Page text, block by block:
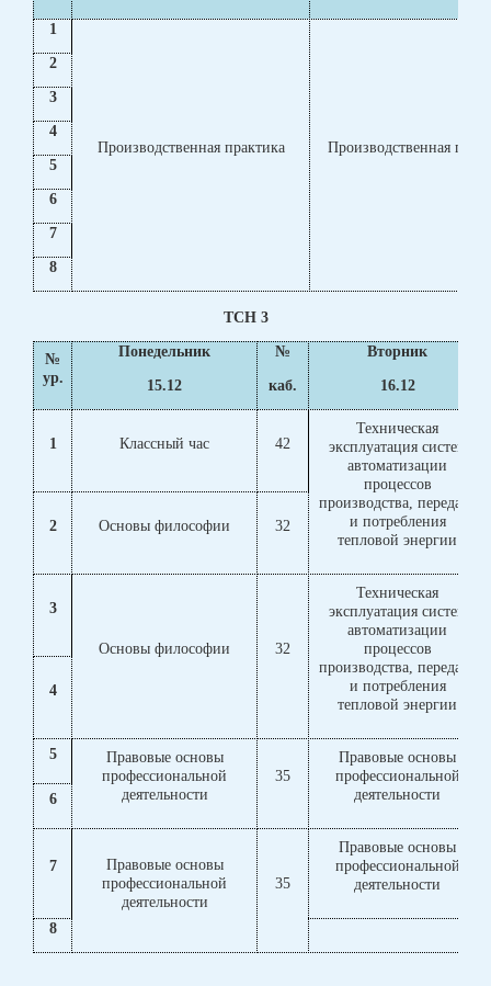
1
Производственная практика Производственная
2
3
4
5
6
7
8
ТСН 3
№
ур.
Понедельник
15.12
№
каб.
Вторник
16.12
1 Классный час 42
Техническая
эксплуатация систем
автоматизации
процессов
производства, передачи
и потребления
тепловой энергии
2 Основы философии 32
3
Основы философии 32
Техническая
эксплуатация систем
автоматизации
процессов
производства, передачи
и потребления
тепловой энергии
4
5
Правовые основы
профессиональной
деятельности
35
Правовые основы
профессиональной
деятельности
6
7
Правовые основы
профессиональной
деятельности
35
Правовые основы
профессиональной
деятельности
8